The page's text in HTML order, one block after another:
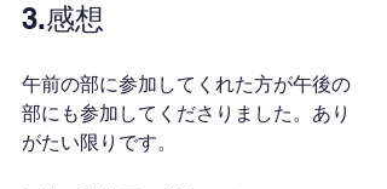
3.感想
午前の部に参加してくれた方が午後の
部にも参加してくださりました。あり
がたい限りです。